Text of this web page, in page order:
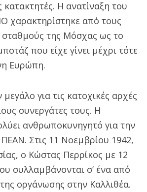
Η ανατίναξη του
χαρακτηρίστηκε από τους
σταθμούς της Μόσχας ως το
που είχε γίνει μέχρι τότε
Ευρώπη.
για τις κατοχικές αρχές
συνεργάτες τους. Η
ανθρωποκυνηγητό για την
Στις 11 Νοεμβρίου 1942,
ο Κώστας Περρίκος με 12
συλλαμβάνονται σ’ ένα από
οργάνωσης στην Καλλιθέα.